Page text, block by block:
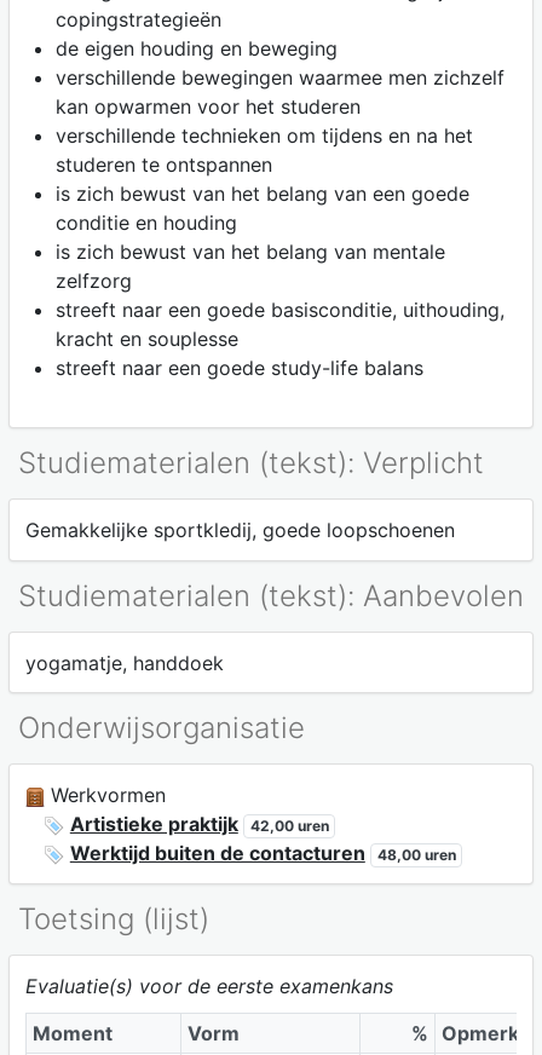
copingstrategieën
de eigen houding en beweging
verschillende bewegingen waarmee men zichzelf
kan opwarmen voor het studeren
verschillende technieken om tijdens en na het
studeren te ontspannen
is zich bewust van het belang van een goede
conditie en houding
is zich bewust van het belang van mentale
zelfzorg
streeft naar een goede basisconditie, uithouding,
kracht en souplesse
streeft naar een goede study-life balans
Studiematerialen (tekst): Verplicht
Gemakkelijke sportkledij, goede loopschoenen
Studiematerialen (tekst): Aanbevolen
yogamatje, handdoek
Onderwijsorganisatie
Werkvormen
Artistieke praktijk
42,00 uren
Werktijd buiten de contacturen 48,00 uren
Toetsing (lijst)
Evaluatie(s) voor de eerste examenkans
Moment
Vorm %